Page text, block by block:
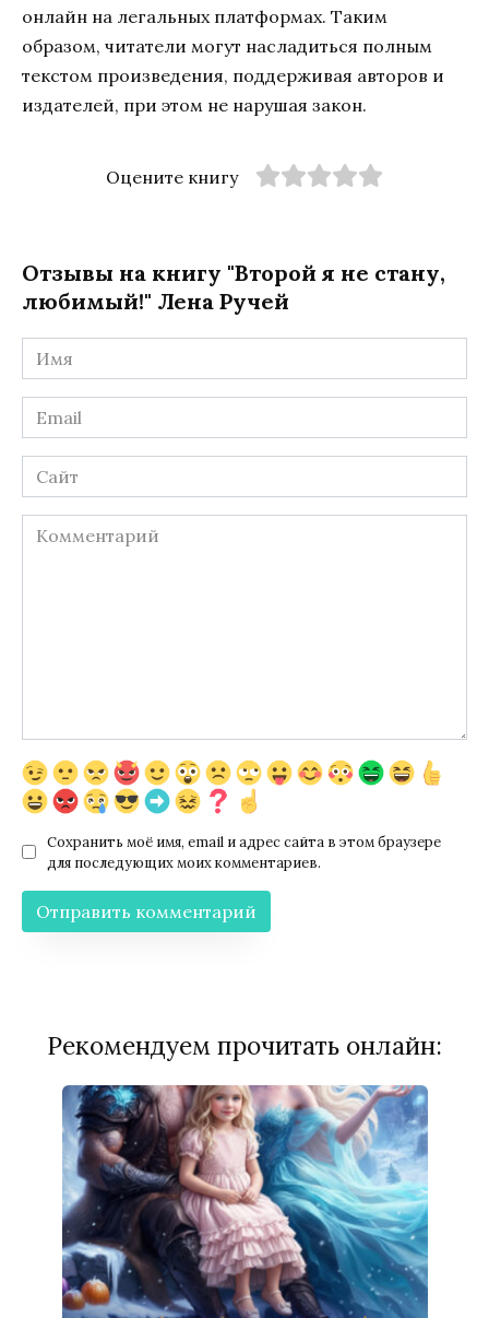
онлайн на легальных платформах. Таким
образом, читатели могут насладиться полным
текстом произведения, поддерживая авторов и
издателей, при этом не нарушая закон.
Оцените книгу
Отзывы на книгу "Второй я не стану,
любимый!" Лена Ручей
Имя
*
Email
*
Сайт
Комментарий
Сохранить моё имя, email и адрес сайта в этом браузере
для последующих моих комментариев.
Рекомендуем прочитать онлайн: